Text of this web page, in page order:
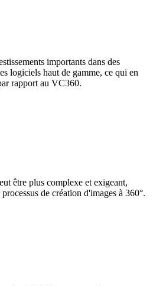
importants dans des
logiciels haut de gamme, ce qui en
rapport au VC360.
être plus complexe et exigeant,
de création d'images à 360°.